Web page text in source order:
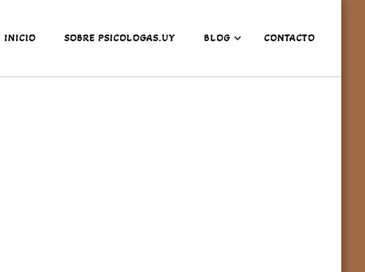
INICIO SOBRE PSICOLOGAS.UY BLOG CONTACTO